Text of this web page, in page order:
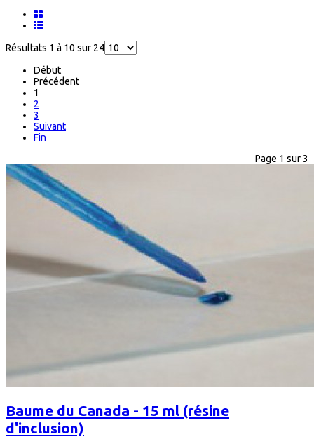
Résultats 1 à 10 sur 24
Début
Précédent
1
2
3
Suivant
Fin
Page 1 sur 3
Baume du Canada - 15 ml (résine
d'inclusion)